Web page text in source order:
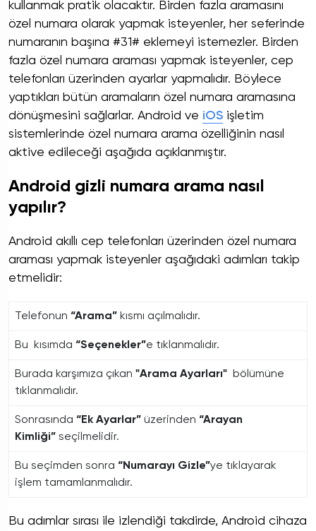
kullanmak pratik olacaktır. Birden fazla aramasını
özel numara olarak yapmak isteyenler, her seferinde
numaranın başına #31# eklemeyi istemezler. Birden
fazla özel numara araması yapmak isteyenler, cep
telefonları üzerinden ayarlar yapmalıdır. Böylece
yaptıkları bütün aramaların özel numara aramasına
dönüşmesini sağlarlar. Android ve iOS işletim
sistemlerinde özel numara arama özelliğinin nasıl
aktive edileceği aşağıda açıklanmıştır.
Android gizli numara arama nasıl
yapılır?
Android akıllı cep telefonları üzerinden özel numara
araması yapmak isteyenler aşağıdaki adımları takip
etmelidir:
Telefonun “Arama” kısmı açılmalıdır.
Bu kısımda “Seçenekler”e tıklanmalıdır.
Burada karşımıza çıkan "Arama Ayarları"
bölümüne
tıklanmalıdır.
Sonrasında “Ek Ayarlar” üzerinden “Arayan
Kimliği” seçilmelidir.
Bu seçimden sonra “Numarayı Gizle”ye tıklayarak
işlem tamamlanmalıdır.
Bu adımlar sırası ile izlendiği takdirde, Android cihaza